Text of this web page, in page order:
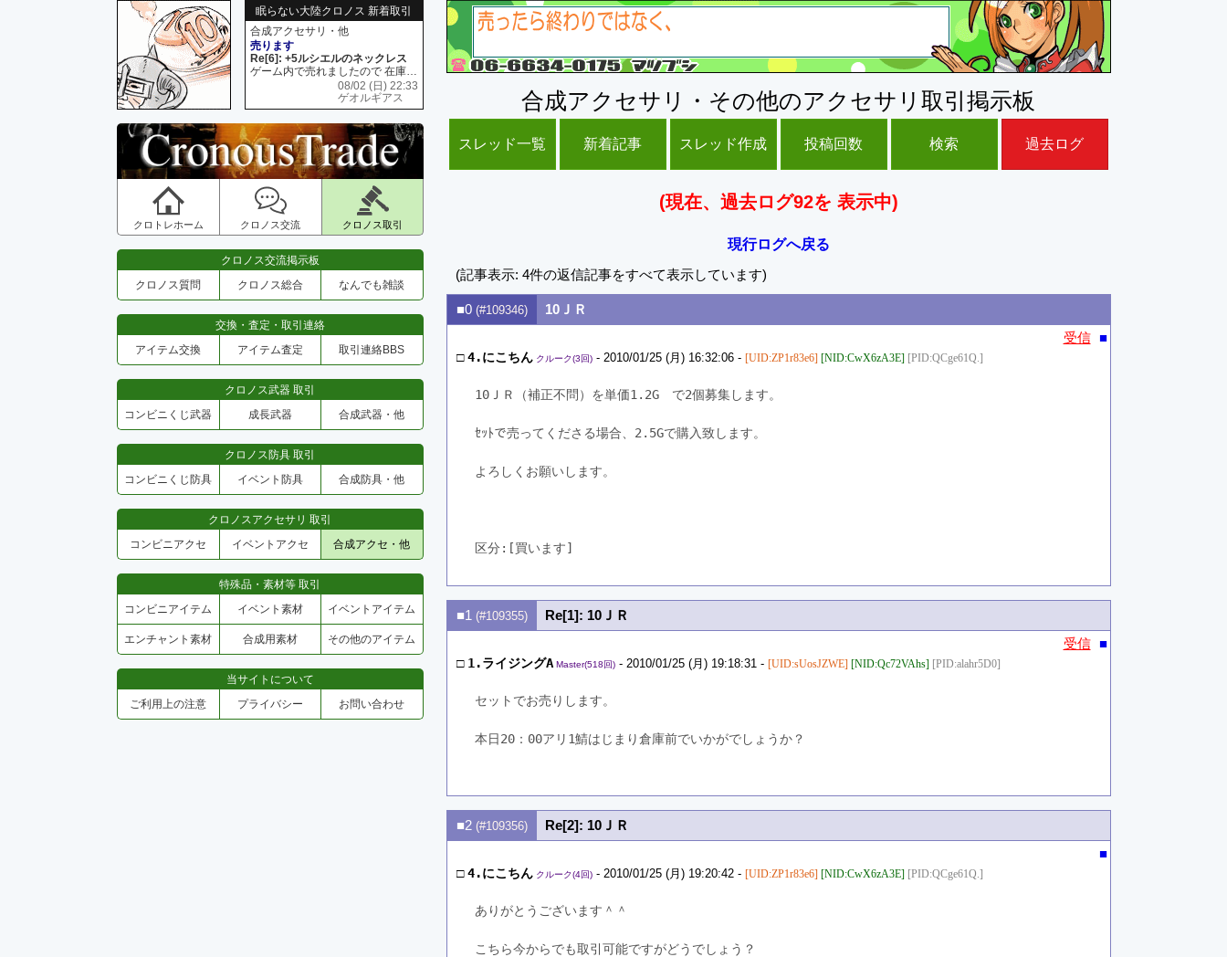
眠らない大陸クロノス 新着取引
合成アクセサリ・他
売ります
Re[6]: +5ルシエルのネックレス
ゲーム内で売れましたので 在庫がネク1 リング4 となります リングのお値段は80G といたします
08/02 (日) 22:33
ゲオルギアス
クロトレホーム クロノス交流 クロノス取引
クロノス交流掲示板
クロノス質問
クロノス総合 なんでも雑談
交換・査定・取引連絡
アイテム交換
アイテム査定 取引連絡BBS
クロノス武器 取引
コンビニくじ武器
成長武器 合成武器・他
クロノス防具 取引
コンビニくじ防具
イベント防具 合成防具・他
クロノスアクセサリ 取引
コンビニアクセ
イベントアクセ 合成アクセ・他
特殊品・素材等 取引
コンビニアイテム
イベント素材 イベントアイテム
エンチャント素材 合成用素材 その他のアイテム
当サイトについて
ご利用上の注意
プライバシー お問い合わせ
合成アクセサリ・その他のアクセサリ取引掲示板
スレッド一覧 新着記事 スレッド作成 投稿回数 検索 過去ログ
(現在、過去ログ92を 表示中)
現行ログへ戻る
(記事表示: 4件の返信記事をすべて表示しています)
■0 (#109346) 10ＪＲ
受信 ■
□4.にこちん クルーク(3回)- 2010/01/25 (月) 16:32:06 - [UID:ZP1r83e6] [NID:CwX6zA3E] [PID:QCge61Q.]
10ＪＲ（補正不問）を単価1.2G　で2個募集します。
ｾｯﾄで売ってくださる場合、2.5Gで購入致します。
よろしくお願いします。
区分:[買います]
■1 (#109355) Re[1]: 10ＪＲ
受信 ■
□ 1.ライジングA Master(518回)- 2010/01/25 (月) 19:18:31 - [UID:sUosJZWE] [NID:Qc72VAhs] [PID:alahr5D0]
セットでお売りします。
本日20：00アリ1鯖はじまり倉庫前でいかがでしょうか？
■2 (#109356)
Re[2]: 10ＪＲ
■
□4.にこちん クルーク(4回)- 2010/01/25 (月) 19:20:42 - [UID:ZP1r83e6] [NID:CwX6zA3E] [PID:QCge61Q.]
ありがとうございます＾＾
こちら今からでも取引可能ですがどうでしょう？